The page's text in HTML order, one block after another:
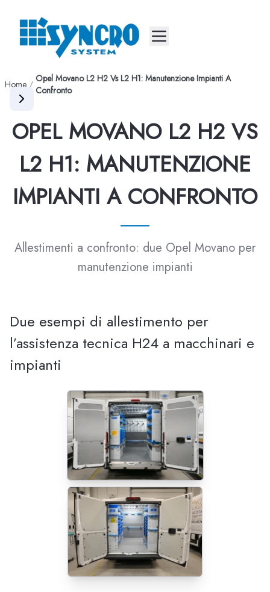
Mobile menu
Home / Opel Movano L2 H2 Vs L2 H1: Manutenzione Impianti A
Confronto
OPEL MOVANO L2 H2 VS
L2 H1: MANUTENZIONE
IMPIANTI A CONFRONTO
Allestimenti a confronto: due Opel Movano per
manutenzione impianti
Due esempi di allestimento per
l’assistenza tecnica H24 a macchinari e
impianti